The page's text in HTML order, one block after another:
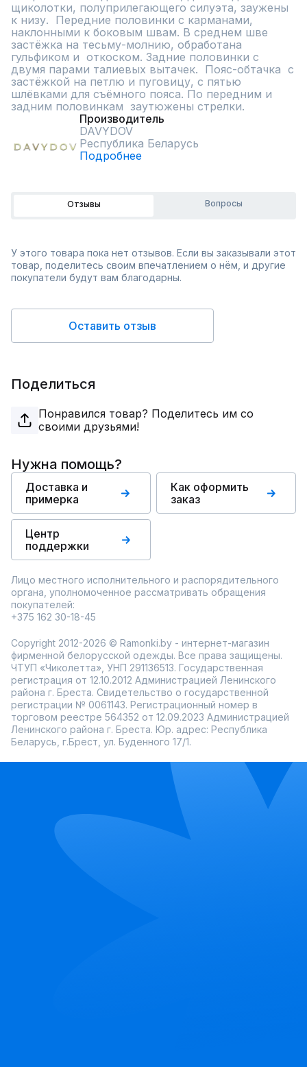
щиколотки, полуприлегающего силуэта, заужены
к низу.  Передние половинки с карманами,
наклонными к боковым швам. В среднем шве
застёжка на тесьму-молнию, обработана
гульфиком и  откоском. Задние половинки с
двумя парами талиевых вытачек.  Пояс-обтачка  с
застёжкой на петлю и пуговицу, с пятью
шлёвками для съёмного пояса. По передним и
задним половинкам  заутюжены стрелки.
Производитель
DAVYDOV
Республика Беларусь
Подробнее
Отзывы Вопросы
У этого товара пока нет отзывов. Если вы заказывали этот
товар, поделитесь своим впечатлением о нём, и другие
покупатели будут вам благодарны.
Оставить отзыв
Поделиться
Понравился товар? Поделитесь им со
своими друзьями!
Нужна помощь?
Доставка и
примерка
Как оформить
заказ
Центр
поддержки
Лицо местного исполнительного и распорядительного
органа, уполномоченное рассматривать обращения
покупателей:
+375 162 30-18-45
Copyright 2012-2026 © Ramonki.by - интернет-магазин
фирменной белорусской одежды. Все права защищены.
ЧТУП «Чиколетта», УНП 291136513. Государственная
регистрация от 12.10.2012 Администрацией Ленинского
района г. Бреста. Свидетельство о государственной
регистрации № 0061143. Регистрационный номер в
торговом реестре 564352 от 12.09.2023 Администрацией
Ленинского района г. Бреста. Юр. адрес: Республика
Беларусь, г.Брест, ул. Буденного 17/1.